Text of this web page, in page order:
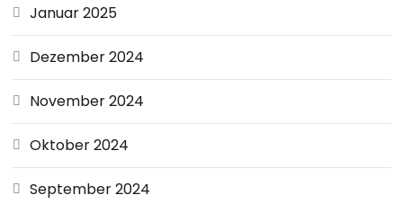
Januar 2025
Dezember 2024
November 2024
Oktober 2024
September 2024